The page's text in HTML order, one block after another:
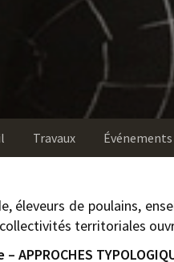
Travaux Événements
éleveurs de poulains,
territoriales
APPROCHES